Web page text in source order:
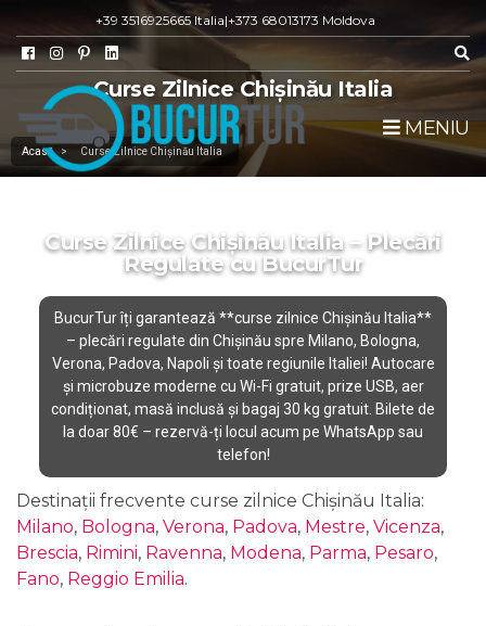
+39 3516925665 Italia|+373 68013173 Moldova
MENIU
Curse Zilnice Chișinău Italia
Acasă > Curse Zilnice Chișinău Italia
Curse Zilnice Chișinău Italia – Plecări
Regulate cu BucurTur
BucurTur îți garantează **curse zilnice Chișinău Italia**
– plecări regulate din Chișinău spre Milano, Bologna,
Verona, Padova, Napoli și toate regiunile Italiei! Autocare
și microbuze moderne cu Wi-Fi gratuit, prize USB, aer
condiționat, masă inclusă și bagaj 30 kg gratuit. Bilete de
la doar80€ – rezervă-ți locul acum pe WhatsApp sau
telefon!
Destinații frecvente curse zilnice Chișinău Italia:
Milano, Bologna, Verona, Padova, Mestre, Vicenza,
Brescia, Rimini, Ravenna, Modena, Parma, Pesaro,
Fano, Reggio Emilia.